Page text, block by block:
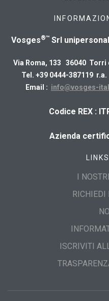
Vosges®™ Srl
Via Roma, 133 36040
Tel. +39 0444-387119
Email : info@vosges-
​Codice REX :
Azienda
I
RICHIEDI
ISCRIVITI